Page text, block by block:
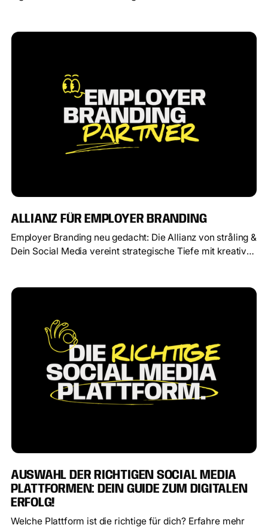
von Unternehmen und die Stärkung von
ALLIANZ FÜR EMPLOYER BRANDING
Employer Branding neu gedacht: Die Allianz von stråling &
Dein Social Media vereint strategische Tiefe mit kreativer
AUSWAHL DER RICHTIGEN SOCIAL MEDIA
PLATTFORMEN: DEIN GUIDE ZUM DIGITALEN
ERFOLG!
Welche Plattform ist die richtige für dich? Erfahre mehr